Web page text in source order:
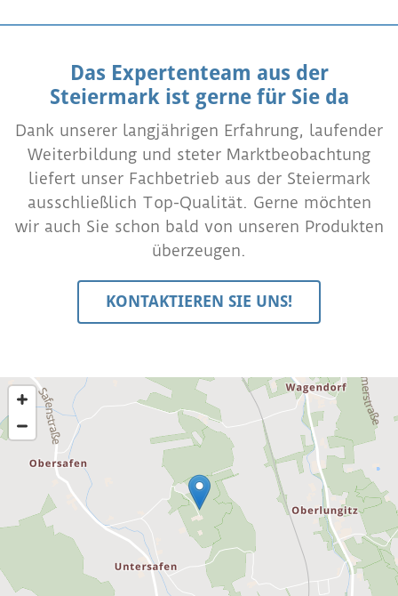
Das Expertenteam aus der
Steiermark ist gerne für Sie da
Dank unserer langjährigen Erfahrung, laufender
Weiterbildung und steter Marktbeobachtung
liefert unser Fachbetrieb aus der Steiermark
ausschließlich Top-Qualität. Gerne möchten
wir auch Sie schon bald von unseren Produkten
überzeugen.
KONTAKTIEREN SIE UNS!